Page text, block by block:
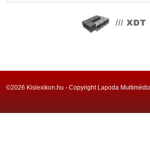
©2026 Kislexikon.hu - Copyright Lapoda